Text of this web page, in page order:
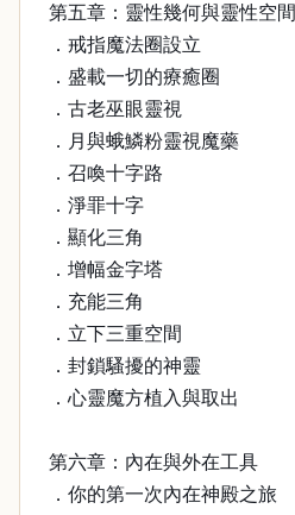
第五章：靈性幾何與靈性空間
．戒指魔法圈設立
．盛載一切的療癒圈
．古老巫眼靈視
．月與蛾鱗粉靈視魔藥
．召喚十字路
．淨罪十字
．顯化三角
．增幅金字塔
．充能三角
．立下三重空間
．封鎖騷擾的神靈
．心靈魔方植入與取出
第六章：內在與外在工具
．你的第一次內在神殿之旅